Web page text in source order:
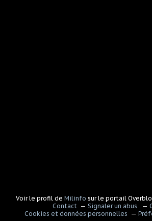
Voir le profil deMilinfo sur le portail
Contact
Signaler un abus
Cookies et données personnelles